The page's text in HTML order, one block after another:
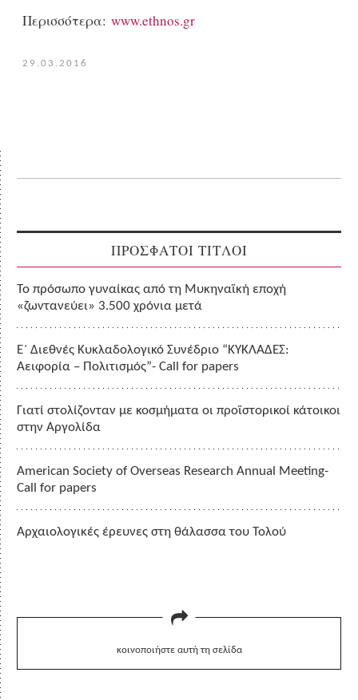
Περισσότερα: www.ethnos.gr
29.03.2016
ΠΡΟΣΦΑΤΟΙ ΤΙΤΛΟΙ
Το πρόσωπο γυναίκας από τη Μυκηναϊκή εποχή
«ζωντανεύει» 3.500 χρόνια μετά
Ε΄ Διεθνές Κυκλαδολογικό Συνέδριο “ΚΥΚΛΑΔΕΣ:
Αειφορία – Πολιτισμός”- Call for papers
Γιατί στολίζονταν με κοσμήματα οι προϊστορικοί κάτοικοι
στην Αργολίδα
American Society of Overseas Research Annual Meeting-
Call for papers
Αρχαιολογικές έρευνες στη θάλασσα του Τολού
κοινοποιήστε αυτή τη σελίδα